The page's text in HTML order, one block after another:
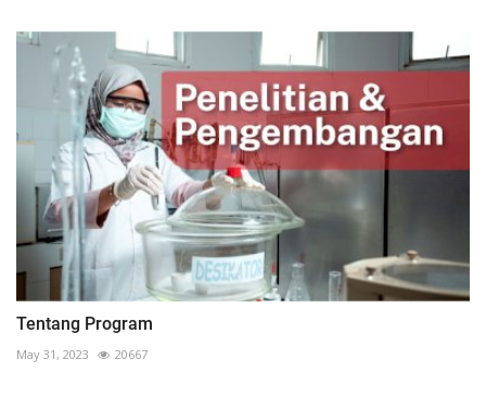
Tentang Program
May 31, 2023 20667